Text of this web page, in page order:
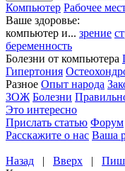
Компьютер Рабочее
Ваше здоровье:
компьютер и... зрение
беременность
Болезни от компьютера
Гипертония
Разное Опыт народа
ЗОЖ Болезни
Это интересно
Прислать статью Форум
Расскажите о нас Ваша
Назад | Вверх |